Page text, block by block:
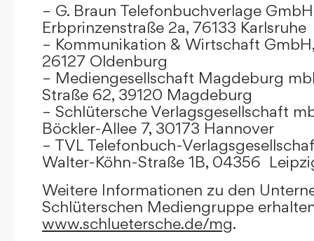
– G. Braun Telefonbuchverlage GmbH
Erbprinzenstraße 2a, 76133 Karlsruhe
– Kommunikation & Wirtschaft
26127 Oldenburg
– Mediengesellschaft Magdeburg
Straße 62, 39120 Magdeburg
– Schlütersche Verlagsgesellschaft
Böckler-Allee 7, 30173 Hannover
– TVL Telefonbuch-
Walter-Köhn-Straße 1B, 04356
Weitere Informationen zu den
Schlüterschen Mediengruppe
www.schluetersche.de/mg.